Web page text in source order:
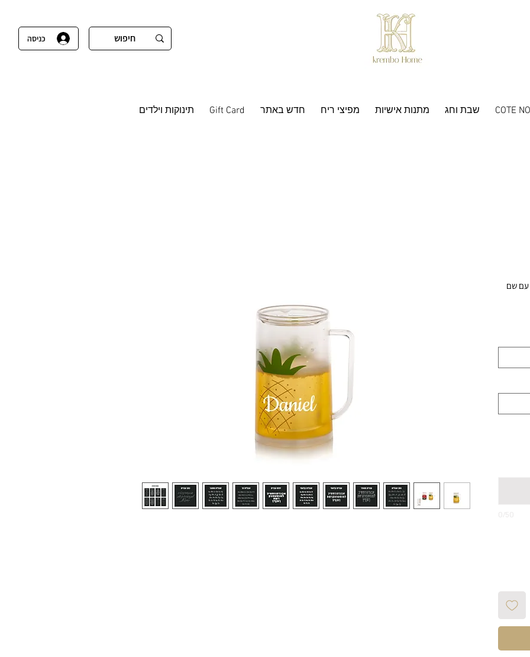
כניסה
COTE שבת וחג מתנות אישיות מפיצי ריח חדש באתר Gift Card תינוקות וילדים
עם שם
0/50